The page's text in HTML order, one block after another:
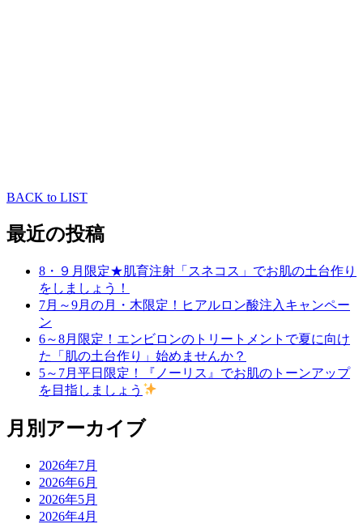
BACK to LIST
最近の投稿
8・９月限定★肌育注射「スネコス」でお肌の土台作り
をしましょう！
7月～9月の月・木限定！ヒアルロン酸注入キャンペー
ン
6～8月限定！エンビロンのトリートメントで夏に向け
た「肌の土台作り」始めませんか？
5～7月平日限定！『ノーリス』でお肌のトーンアップ
を目指しましょう
月別アーカイブ
2026年7月
2026年6月
2026年5月
2026年4月